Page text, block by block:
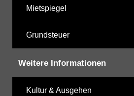
Mietspiegel
Grundsteuer
Weitere Informationen
Kultur & Ausgehen